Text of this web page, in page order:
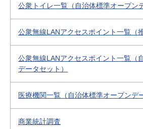
公衆トイレ一覧（自治体標準オープン
公衆無線LANアクセスポイント一覧（
公衆無線LANアクセスポイント一覧（
データセット）
医療機関一覧（自治体標準オープンデ
商業統計調査